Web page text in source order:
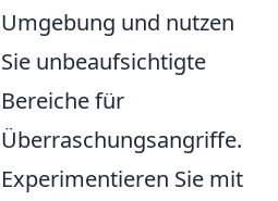
Umgebung und nutzen
Sie unbeaufsichtigte
Bereiche für
Überraschungsangriffe.
Experimentieren Sie mit